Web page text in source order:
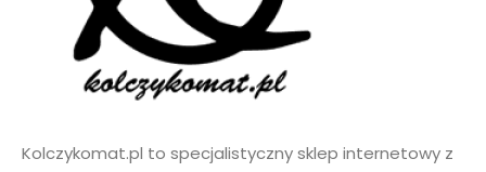
Kolczykomat.pl to specjalistyczny sklep internetowy z